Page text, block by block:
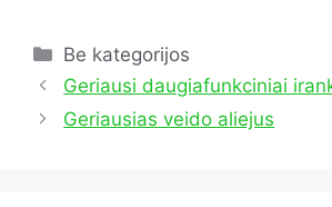
Kategorijos
Be kategorijos
Geriausi daugiafunkciniai
Geriausias veido aliejus